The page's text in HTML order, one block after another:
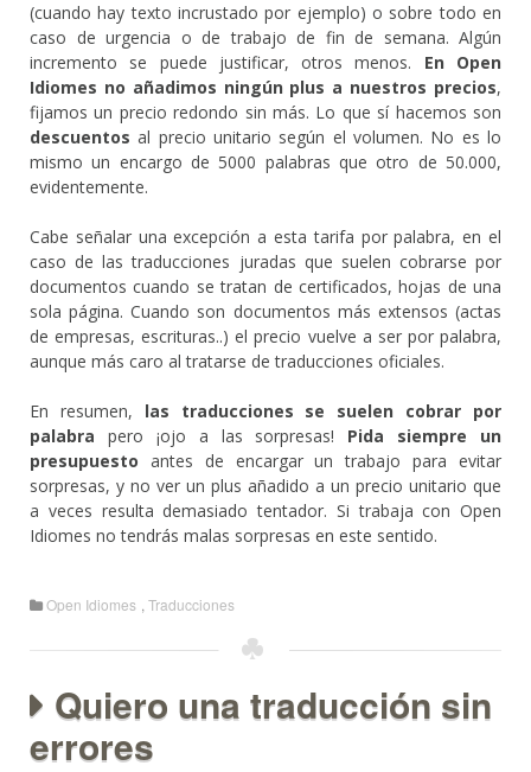
(cuando hay texto incrustado por ejemplo) o sobre todo en
caso de urgencia o de trabajo de fin de semana. Algún
incremento se puede justificar, otros menos. En Open
Idiomes no añadimos ningún plus a nuestros precios,
fijamos un precio redondo sin más. Lo que sí hacemos son
descuentos al precio unitario según el volumen. No es lo
mismo un encargo de 5000 palabras que otro de 50.000,
evidentemente.
Cabe señalar una excepción a esta tarifa por palabra, en el
caso de las traducciones juradas que suelen cobrarse por
documentos cuando se tratan de certificados, hojas de una
sola página. Cuando son documentos más extensos (actas
de empresas, escrituras..) el precio vuelve a ser por palabra,
aunque más caro al tratarse de traducciones oficiales.
En resumen, las traducciones se suelen cobrar por
palabra pero ¡ojo a las sorpresas! Pida siempre un
presupuesto antes de encargar un trabajo para evitar
sorpresas, y no ver un plus añadido a un precio unitario que
a veces resulta demasiado tentador. Si trabaja con Open
Idiomes no tendrás malas sorpresas en este sentido.
Open Idiomes , Traducciones
Quiero una traducción sin
errores